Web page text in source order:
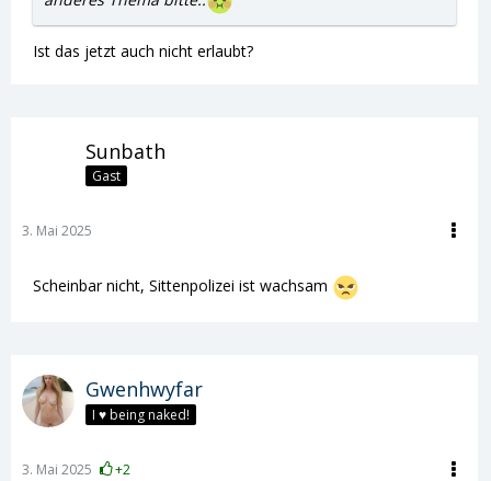
Ist das jetzt auch nicht erlaubt?
Sunbath
Gast
3. Mai 2025
Scheinbar nicht, Sittenpolizei ist wachsam
Gwenhwyfar
I ♥ being naked!
3. Mai 2025 +2